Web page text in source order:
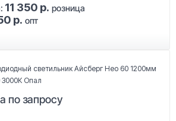
11 350 р. розница
р. опт
светильник Айсберг Нео 60 1200мм
3000К Опал
по запросу